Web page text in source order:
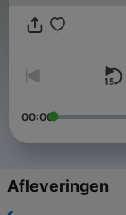
00:00
Afleveringen